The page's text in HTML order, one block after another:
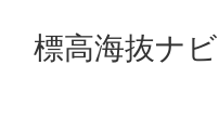
標高海抜ナビ